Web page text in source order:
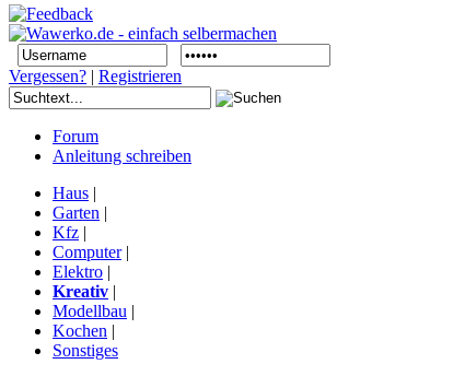
Vergessen? | Registrieren
Forum
Anleitung schreiben
Haus |
Garten |
Kfz |
Computer|
Elektro |
Kreativ |
Modellbau |
Kochen |
Sonstiges